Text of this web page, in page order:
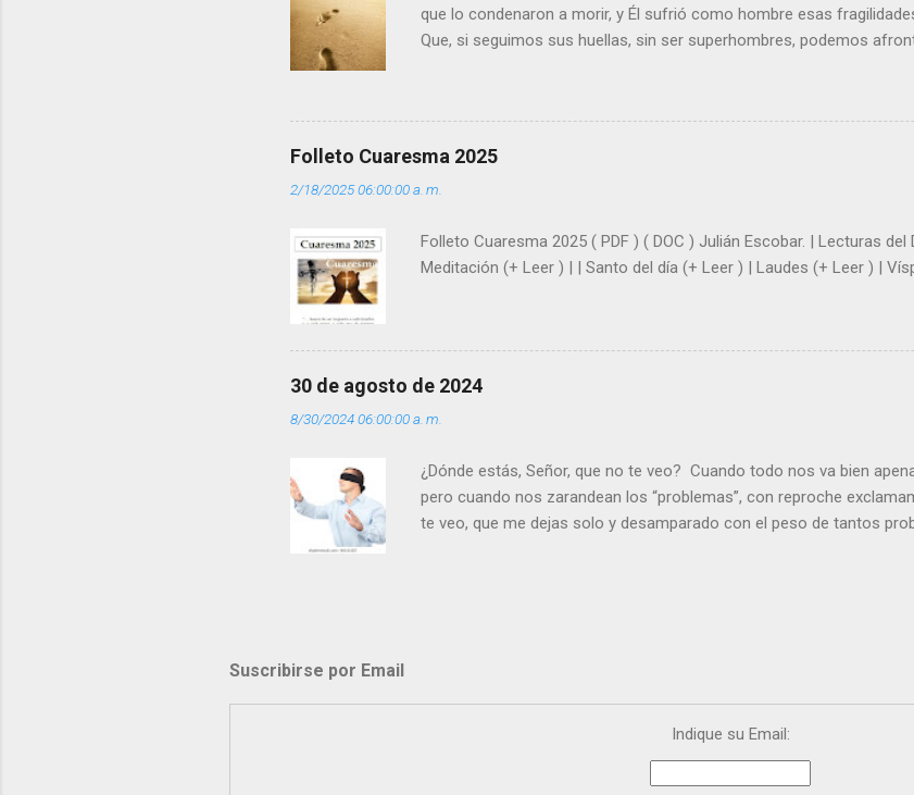
que lo condenaron a morir, y Él sufrió como hombre esas
Que, si seguimos sus huellas, sin ser superhombres, podemos
que los demás se sientan acompañados y protegidos por
pero tú me das la savia para que al menos mis ramas y hojas den
”. - ¿Te sientes super hombre? - ¿Superas tu fragilidad con la gracia
(+ Leer ) |
Folleto Cuaresma 2025
2/18/2025 06:00:00 a. m.
Folleto Cuaresma 2025 ( PDF ) ( DOC ) Julián Escobar. | Lecturas del
Meditación (+ Leer ) | | Santo del día (+ Leer ) | Laudes (+ Leer ) |
30 de agosto de 2024
8/30/2024 06:00:00 a. m.
¿Dónde estás, Señor, que no te veo? Cuando todo nos va bien
pero cuando nos zarandean los “problemas”, con reproche
te veo, que me dejas solo y desamparado con el peso de tantos
porque lloras tus problemas y no gozas de la vida. ¿Cómo puedes
perdón que el odio? Si es así, es que Cristo te ha acariciado con su
Suscribirse por Email
Indique su Email: